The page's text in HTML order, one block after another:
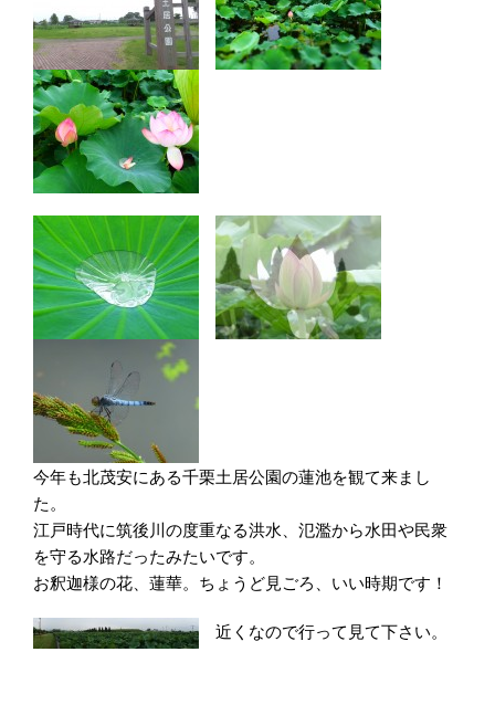
今年も北茂安にある千栗土居公園の蓮池を観て来まし
た。
江戸時代に筑後川の度重なる洪水、氾濫から水田や民衆
を守る水路だったみたいです。
お釈迦様の花、蓮華。ちょうど見ごろ、いい時期です！
近くなので行って見て下さい。